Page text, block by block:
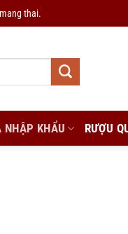
thai.
NHẬP KHẨU RƯỢU